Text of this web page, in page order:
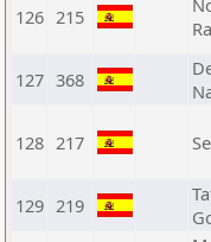
126 215
127 368
128 217
129 219